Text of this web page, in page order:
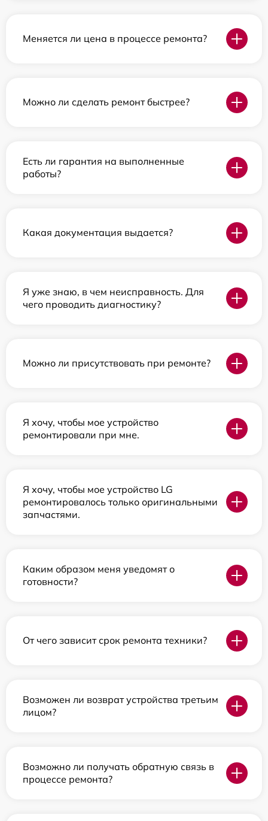
Меняется ли цена в процессе ремонта?
Можно ли сделать ремонт быстрее?
Есть ли гарантия на выполненные
работы?
Какая документация выдается?
Я уже знаю, в чем неисправность. Для
чего проводить диагностику?
Можно ли присутствовать при ремонте?
Я хочу, чтобы мое устройство
ремонтировали при мне.
Я хочу, чтобы мое устройство LG
ремонтировалось только оригинальными
запчастями.
Каким образом меня уведомят о
готовности?
От чего зависит срок ремонта техники?
Возможен ли возврат устройства третьим
лицом?
Возможно ли получать обратную связь в
процессе ремонта?